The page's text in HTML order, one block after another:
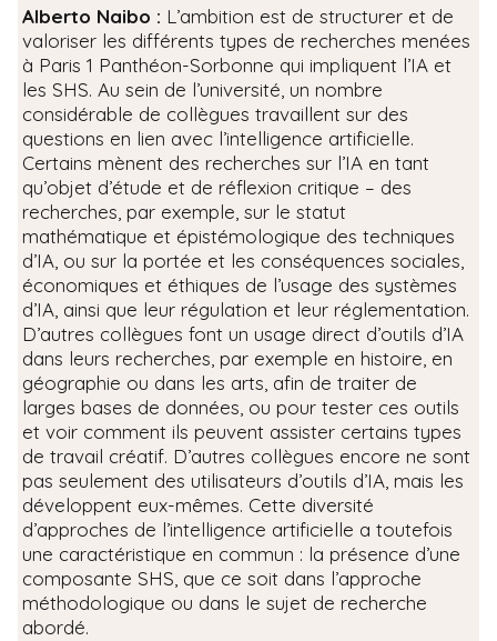
Alberto Naibo : L’ambition est de structurer et de
valoriser les différents types de recherches menées
à Paris 1 Panthéon-Sorbonne qui impliquent l’IA et
les SHS. Au sein de l’université, un nombre
considérable de collègues travaillent sur des
questions en lien avec l’intelligence artificielle.
Certains mènent des recherches sur l’IA en tant
qu’objet d’étude et de réflexion critique – des
recherches, par exemple, sur le statut
mathématique et épistémologique des techniques
d’IA, ou sur la portée et les conséquences sociales,
économiques et éthiques de l’usage des systèmes
d’IA, ainsi que leur régulation et leur réglementation.
D’autres collègues font un usage direct d’outils d’IA
dans leurs recherches, par exemple en histoire, en
géographie ou dans les arts, afin de traiter de
larges bases de données, ou pour tester ces outils
et voir comment ils peuvent assister certains types
de travail créatif. D’autres collègues encore ne sont
pas seulement des utilisateurs d’outils d’IA, mais les
développent eux-mêmes. Cette diversité
d’approches de l’intelligence artificielle a toutefois
une caractéristique en commun : la présence d’une
composante SHS, que ce soit dans l’approche
méthodologique ou dans le sujet de recherche
abordé.